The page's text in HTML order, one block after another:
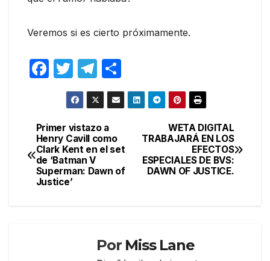
Veremos si es cierto próximamente.
F
e
b
o
o
T
w
itt
er
T
el
e
gr
a
m
o
m
ar
tir
Navegación
de
entradas
WETA DIGITAL
TRABAJARÁ EN LOS
EFECTOS
ESPECIALES DE BVS:
DAWN OF JUSTICE.
Primer vistazo a
Henry Cavill como
Clark Kent en el set
de ‘Batman V
Superman: Dawn of
Justice’
Por Miss Lane